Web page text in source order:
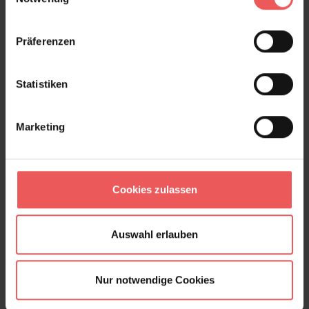
Präferenzen
Statistiken
Marketing
Cookies zulassen
Auswahl erlauben
Nur notwendige Cookies
Yuki, ash